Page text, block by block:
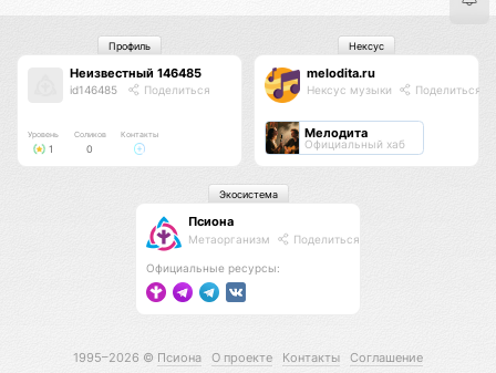
Неизвестный 146485
id146485 Поделиться
Уровень
1
Соликов
0
Контакты
Профиль
melodita.ru
Нексус музыки Поделиться
Мелодита
Официальный хаб
Нексус
Псиона
Метаорганизм Поделиться
Официальные ресурсы:
Экосистема
1995–2026 © Псиона О проекте Контакты Соглашение